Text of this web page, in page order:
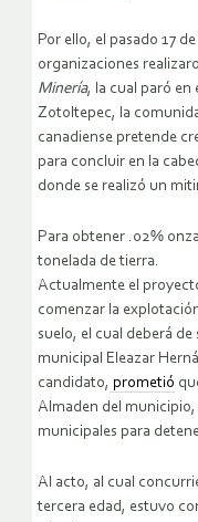
Por ello, el pasado 17
organizaciones
Minería, la cual paró en
Zotoltepec, la
canadiense pretende
para concluir en la
donde se realizó un
Para obtener .02%
tonelada de tierra.
Actualmente el
comenzar la
suelo, el cual deberá
municipal Eleazar
candidato, prometió
Almaden del
municipales para
Al acto, al cual
tercera edad, estuvo